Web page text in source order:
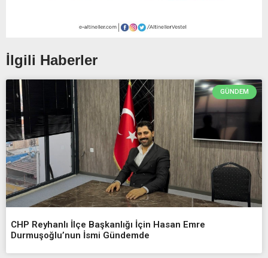
İlgili Haberler
GÜNDEM
CHP Reyhanlı İlçe Başkanlığı İçin Hasan Emre
Durmuşoğlu’nun İsmi Gündemde